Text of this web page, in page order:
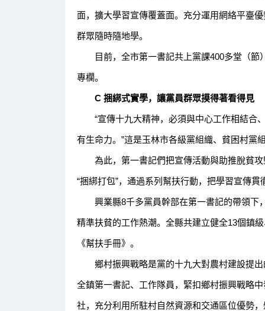
面，擴大學習宣傳覆蓋面。充分運用網絡平臺
群眾隨時隨地學。
目前，全市第一書記共上黨課400多堂（節
專欄。
C 捆綁式實學，讓黨員群眾摸得著看得見
“宣傳十九大精神，必須與中心工作相結合
有生命力。”這是玉林市各級黨組織、貧困村黨
為此，第一書記們把宣傳活動與助推脫貧攻
“捆綁打包”，通過系列幫扶行動，把學習宣傳
興業縣8千多黨員幹部在第一書記的帶領下
精準扶貧的工作熱潮。全縣共建立健全13個鎮
《幫扶手冊》。
鄉村振興戰略是黨的十九大對農村建設提出
全鎮第一書記、工作隊員，緊扣鄉村振興戰略
社，充分利用所駐村自然資源和交通區位優勢